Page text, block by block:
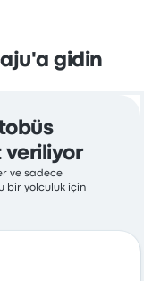
gidin
veriliyor
ve sadece
bir yolculuk için